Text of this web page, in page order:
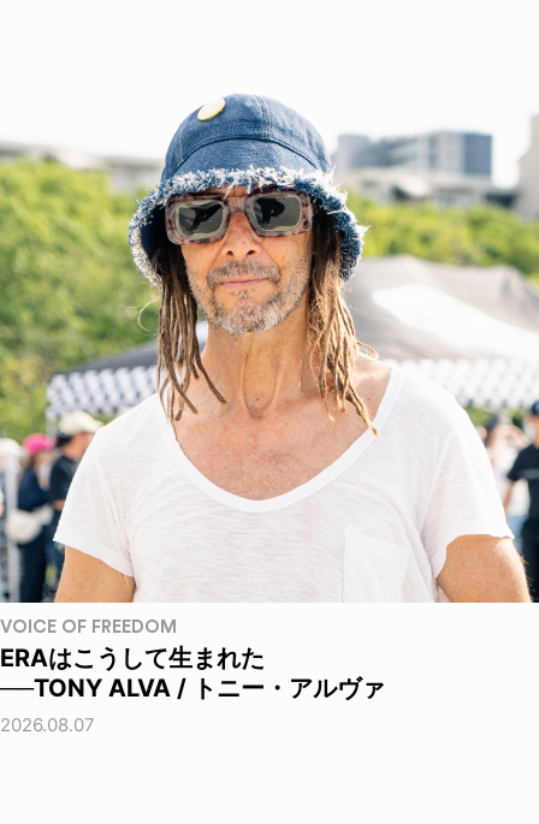
VOICE OF FREEDOM
ERAはこうして生まれた
──TONY ALVA / トニー・アルヴァ
2026.08.07